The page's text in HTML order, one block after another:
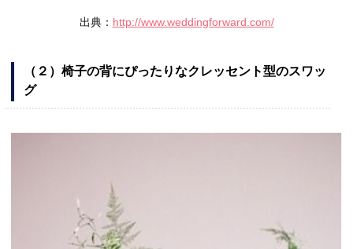
出典： http://www.weddingforward.com/
（２）椅子の背にぴったりなクレッセント型のスワッ
グ